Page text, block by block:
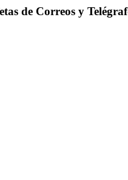
de Correos y